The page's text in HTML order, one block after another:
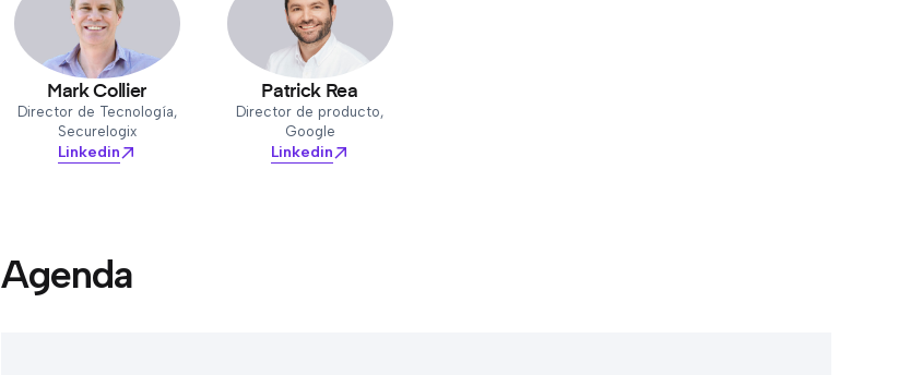
Mark Collier
Director de Tecnología,
Securelogix
Linkedin
Patrick Rea
Director de producto,
Google
Linkedin
Agenda